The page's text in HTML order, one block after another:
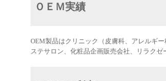
ＯＥＭ実績
OEM製品はクリニック（皮膚科、アレルギ
ステサロン、化粧品企画販売会社、リラクゼ